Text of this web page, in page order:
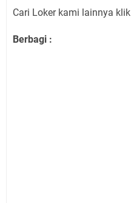
Cari Loker kami lainnya klik
Berbagi :